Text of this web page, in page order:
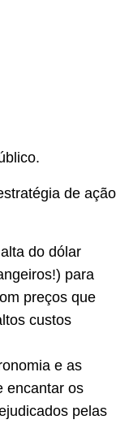
de ação
do dólar
para
preços que
custos
e as
encantar os
pelas